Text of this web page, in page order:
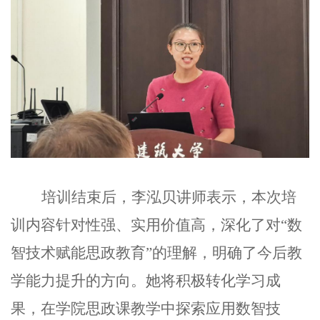
培训结束后，李泓贝讲师表示，本次培
训内容针对性强、实用价值高，深化了对“数
智技术赋能思政教育”的理解，明确了今后教
学能力提升的方向。她将积极转化学习成
果，在学院思政课教学中探索应用数智技